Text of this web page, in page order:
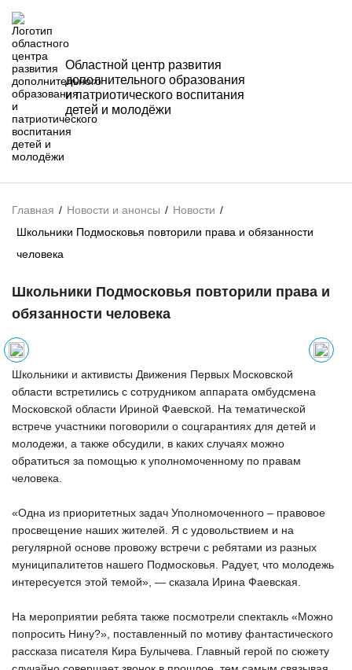
Областной центр развития
дополнительного образования
и патриотического воспитания
детей и молодёжи
Главная / Новости и анонсы / Новости /
Школьники Подмосковья повторили права и обязанности
человека
Школьники Подмосковья повторили права и
обязанности человека
Школьники и активисты Движения Первых Московской
области встретились с сотрудником аппарата омбудсмена
Московской области Ириной Фаевской. На тематической
встрече участники поговорили о соцгарантиях для детей и
молодежи, а также обсудили, в каких случаях можно
обратиться за помощью к уполномоченному по правам
человека.
«Одна из приоритетных задач Уполномоченного – правовое
просвещение наших жителей. Я с удовольствием и на
регулярной основе провожу встречи с ребятами из разных
муниципалитетов нашего Подмосковья. Радует, что молодежь
интересуется этой темой», — сказала Ирина Фаевская.
На мероприятии ребята также посмотрели спектакль «Можно
попросить Нину?», поставленный по мотиву фантастического
рассказа писателя Кира Булычева. Главный герой по сюжету